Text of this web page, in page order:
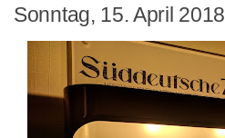
Sonntag, 15. April 2018